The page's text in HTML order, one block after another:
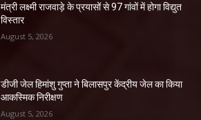
मंत्री लक्ष्मी राजवाड़े के प्रयासों से 97 गांवों में होगा विद्युत
विस्तार
August 5, 2026
डीजी जेल हिमांशु गुप्ता ने बिलासपुर केंद्रीय जेल का किया
आकस्मिक निरीक्षण
August 5, 2026